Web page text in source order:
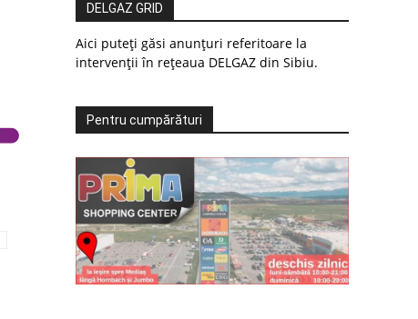
DELGAZ GRID
Aici puteți găsi anunțuri referitoare la
intervenții în rețeaua DELGAZ din Sibiu.
Pentru cumpărături